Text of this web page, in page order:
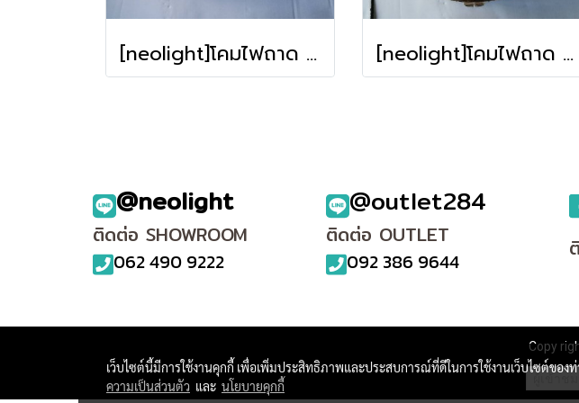
[neolight]โคมไฟถาด M011-500 **รับประกัน การใช้งาน12เดือน** [neolight]โคมไฟถาด M010-500 **รับประกัน การใช้งาน12เดือน**
@neolight @outlet284
ติดต่อ SHOWROOM
062 490 9222
ติดต่อ OUTLET
092 386 9644
Copy
เว็บไซต์นี้มีการใช้งานคุกกี้ เพื่อเพิ่มประสิทธิภาพและประสบการณ์ที่ดีในการใช้งานเว็บไซต์ของ
ความเป็นส่วนตัว และ นโยบายคุกกี้